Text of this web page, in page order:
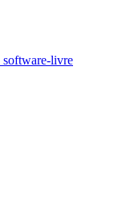
software-livre